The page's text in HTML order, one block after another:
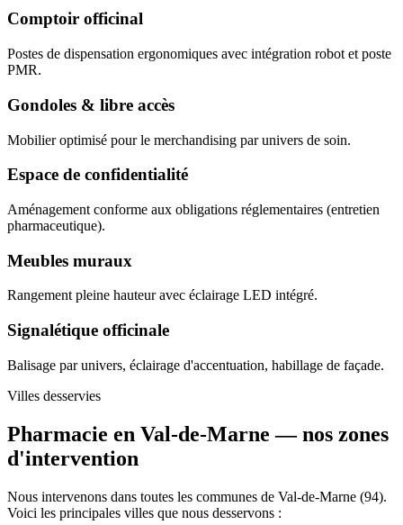
Comptoir officinal
Postes de dispensation ergonomiques avec intégration robot et poste
PMR.
Gondoles & libre accès
Mobilier optimisé pour le merchandising par univers de soin.
Espace de confidentialité
Aménagement conforme aux obligations réglementaires (entretien
pharmaceutique).
Meubles muraux
Rangement pleine hauteur avec éclairage LED intégré.
Signalétique officinale
Balisage par univers, éclairage d'accentuation, habillage de façade.
Villes desservies
Pharmacie en Val-de-Marne —nos zones
d'intervention
Nous intervenons dans toutes les communes de Val-de-Marne (94).
Voici les principales villes que nous desservons :